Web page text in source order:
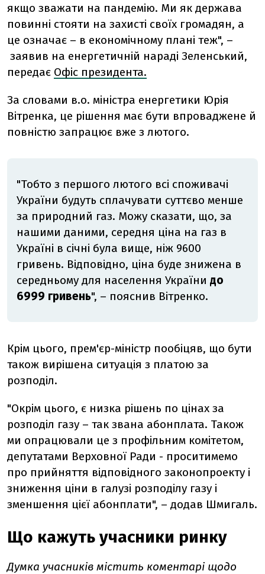
якщо зважати на пандемію. Ми як держава
повинні стояти на захисті своїх громадян, а
це означає – в економічному плані теж", –
заявив на енергетичній нараді Зеленський,
передає Офіс президента.
За словами в.о. міністра енергетики Юрія
Вітренка, це рішення має бути впроваджене й
повністю запрацює вже з лютого.
"Тобто з першого лютого всі споживачі
України будуть сплачувати суттєво менше
за природний газ. Можу сказати, що, за
нашими даними, середня ціна на газ в
Україні в січні була вище, ніж 9600
гривень. Відповідно, ціна буде знижена в
середньому для населення України до
6999 гривень", – пояснив Вітренко.
Крім цього, прем'єр-міністр пообіцяв, що бути
також вирішена ситуація з платою за
розподіл.
"Окрім цього, є низка рішень по цінах за
розподіл газу – так звана абонплата. Також
ми опрацювали це з профільним комітетом,
депутатами Верховної Ради - проситимемо
про прийняття відповідного законопроекту і
зниження ціни в галузі розподілу газу і
зменшення цієї абонплати", – додав Шмигаль.
Що кажуть учасники ринку
Думка учасників містить коментарі щодо